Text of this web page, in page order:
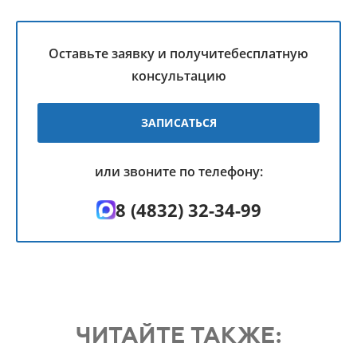
Оставьте заявку и получитебесплатную
консультацию
ЗАПИСАТЬСЯ
или звоните по телефону:
8 (4832) 32-34-99
ЧИТАЙТЕ ТАКЖЕ: